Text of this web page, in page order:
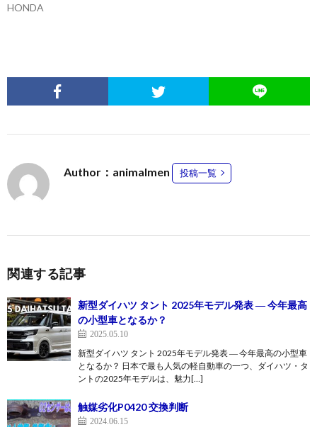
HONDA
Author：animalmen 投稿一覧
関連する記事
新型ダイハツ タント 2025年モデル発表 ― 今年最高
の小型車となるか？
2025.05.10
新型ダイハツ タント 2025年モデル発表 ― 今年最高の小型車
となるか？ 日本で最も人気の軽自動車の一つ、ダイハツ・タ
ントの2025年モデルは、魅力[…]
触媒劣化P0420 交換判断
2024.06.15